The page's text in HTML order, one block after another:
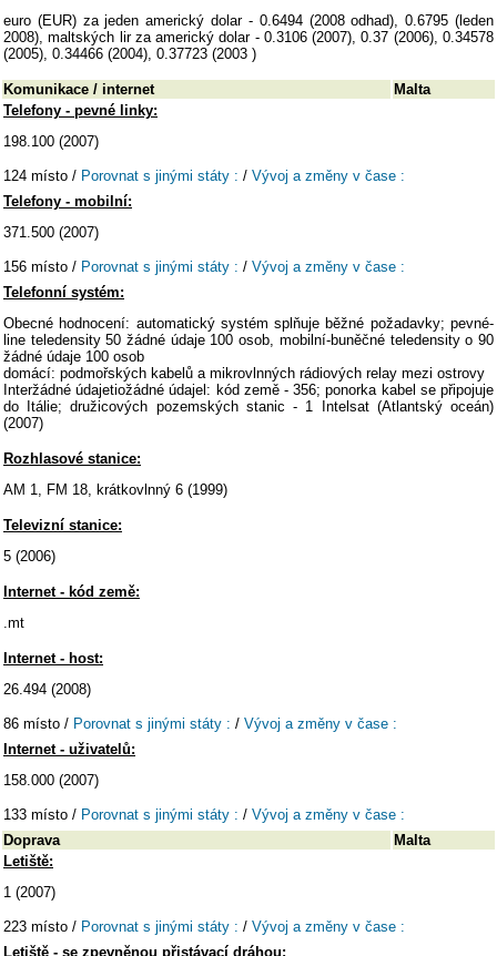
euro (EUR) za jeden americký dolar - 0.6494 (2008 odhad), 0.6795 (leden
2008), maltských lir za americký dolar - 0.3106 (2007), 0.37 (2006), 0.34578
(2005), 0.34466 (2004), 0.37723 (2003 )
Komunikace / internet
Malta
Telefony - pevné linky:
198.100 (2007)
124 místo / Porovnat s jinými státy : / Vývoj a změny v čase :
Telefony - mobilní:
371.500 (2007)
156 místo / Porovnat s jinými státy : / Vývoj a změny v čase :
Telefonní systém:
Obecné hodnocení: automatický systém splňuje běžné požadavky; pevné-
line teledensity 50 žádné údaje 100 osob, mobilní-buněčné teledensity o 90
žádné údaje 100 osob
domácí: podmořských kabelů a mikrovlnných rádiových relay mezi ostrovy
Interžádné údajetiožádné údajel: kód země - 356; ponorka kabel se připojuje
do Itálie; družicových pozemských stanic - 1 Intelsat (Atlantský oceán)
(2007)
Rozhlasové stanice:
AM 1, FM 18, krátkovlnný 6 (1999)
Televizní stanice:
5 (2006)
Internet - kód země:
.mt
Internet - host:
26.494 (2008)
86 místo / Porovnat s jinými státy : / Vývoj a změny v čase :
Internet - uživatelů:
158.000 (2007)
133 místo / Porovnat s jinými státy : / Vývoj a změny v čase :
Doprava
Malta
Letiště:
1 (2007)
223 místo / Porovnat s jinými státy : / Vývoj a změny v čase :
Letiště - se zpevněnou přistávací dráhou: